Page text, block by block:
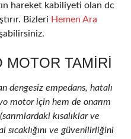
hareket kabiliyeti olan dc
Bizleri Hemen Ara
MOTOR TAMIRI
dengesiz empedans, hatalı
motor için hem de onarım
kısalıklar ve
sıcaklığını ve güvenilirliğini